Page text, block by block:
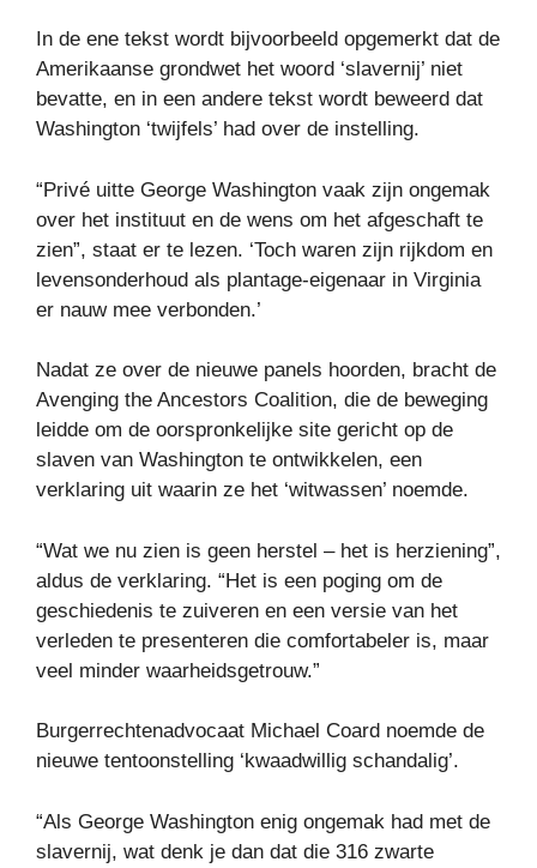
In de ene tekst wordt bijvoorbeeld opgemerkt dat de
Amerikaanse grondwet het woord ‘slavernij’ niet
bevatte, en in een andere tekst wordt beweerd dat
Washington ‘twijfels’ had over de instelling.
“Privé uitte George Washington vaak zijn ongemak
over het instituut en de wens om het afgeschaft te
zien”, staat er te lezen. ‘Toch waren zijn rijkdom en
levensonderhoud als plantage-eigenaar in Virginia
er nauw mee verbonden.’
Nadat ze over de nieuwe panels hoorden, bracht de
Avenging the Ancestors Coalition, die de beweging
leidde om de oorspronkelijke site gericht op de
slaven van Washington te ontwikkelen, een
verklaring uit waarin ze het ‘witwassen’ noemde.
“Wat we nu zien is geen herstel – het is herziening”,
aldus de verklaring. “Het is een poging om de
geschiedenis te zuiveren en een versie van het
verleden te presenteren die comfortabeler is, maar
veel minder waarheidsgetrouw.”
Burgerrechtenadvocaat Michael Coard noemde de
nieuwe tentoonstelling ‘kwaadwillig schandalig’.
“Als George Washington enig ongemak had met de
slavernij, wat denk je dan dat die 316 zwarte